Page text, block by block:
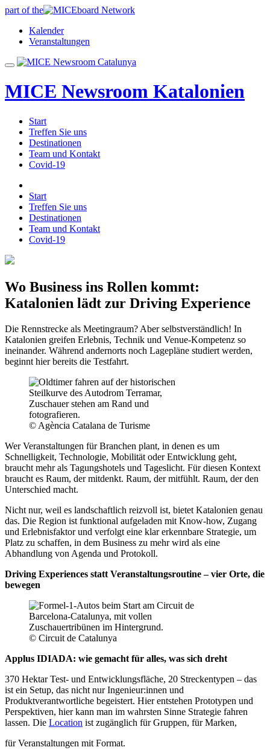
part of the
Kalender
Veranstaltungen
MICE Newsroom Katalonien
Start
Treffen Sie uns
Destinationen
Team und Kontakt
Covid-19
Start
Treffen Sie uns
Destinationen
Team und Kontakt
Covid-19
Wo Business ins Rollen kommt:
Katalonien lädt zur Driving Experience
Die Rennstrecke als Meetingraum? Aber selbstverständlich! In
Katalonien greifen Erlebnis, Technik und Venue-Kompetenz so
ineinander. Während andernorts noch Lagepläne studiert werden,
beginnt hier bereits die Testfahrt.
© Agència Catalana de Turisme
Wer Veranstaltungen für Branchen plant, in denen es um
Schnelligkeit, Technologie, Mobilität oder Entwicklung geht,
braucht mehr als Tagungshotels und Tageslicht. Für diesen Kontext
braucht es Raum, der mitdenkt. Raum, der mitfühlt. Raum, der den
Unterschied macht.
Nicht nur, weil es landschaftlich reizvoll ist, bietet Katalonien genau
das. Die Region ist funktional aufgeladen mit Know-how, Zugang
und Erlebnisfaktor und verfolgt eine klar erkennbare Strategie, um
Platz zu schaffen, in dem Business zu mehr wird als eine
Abhandlung von Agenda und Protokoll.
Driving Experiences statt Veranstaltungsroutine – vier Orte, die
bewegen
© Circuit de Catalunya
Applus IDIADA: wie gemacht für alles, was sich dreht
370 Hektar Test- und Entwicklungsfläche, 20 Streckentypen – das
ist ein Setup, das nicht nur Ingenieur:innen und
Produktverantwortliche begeistert. Hier entstehen Prototypen und
Perspektiven, hier kann man im wahrsten Sinne Strategie fahren
lassen. Die Location ist zugänglich für Gruppen, für Marken,
für Veranstaltungen mit Format.